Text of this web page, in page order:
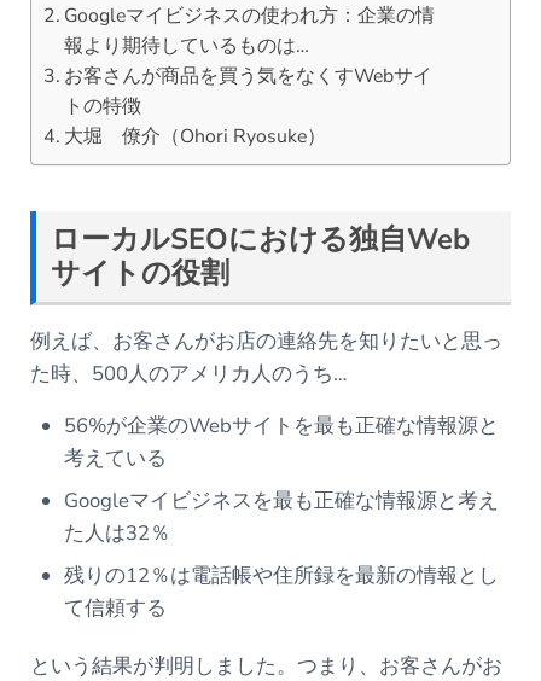
Googleマイビジネスの使われ方：企業の情
報より期待しているものは…
お客さんが商品を買う気をなくすWebサイ
トの特徴
大堀 僚介（Ohori Ryosuke）
ローカルSEOにおける独自Web
サイトの役割
例えば、お客さんがお店の連絡先を知りたいと思っ
た時、500人のアメリカ人のうち…
56%が企業のWebサイトを最も正確な情報源と
考えている
Googleマイビジネスを最も正確な情報源と考え
た人は32％
残りの12％は電話帳や住所録を最新の情報とし
て信頼する
という結果が判明しました。つまり、お客さんがお